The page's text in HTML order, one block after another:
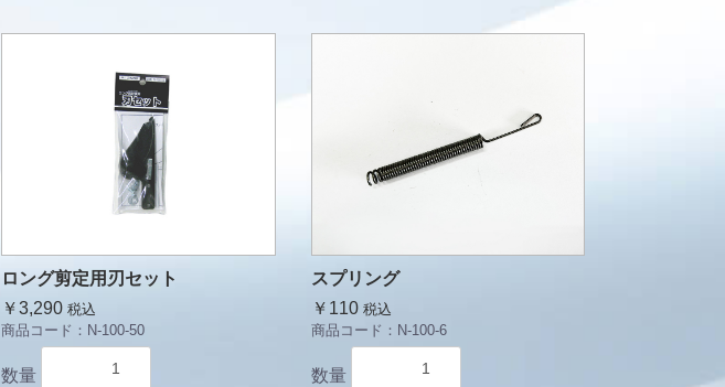
ロング剪定用刃セット
￥3,290 税込
商品コード： N-100-50
数量
スプリング
￥110 税込
商品コード： N-100-6
数量